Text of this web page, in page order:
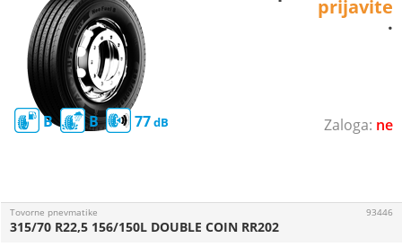
ne
B B 77
prijavite
.
Tovorne pnevmatike
315/70 R22,5 156/150L DOUBLE COIN RR202
93446